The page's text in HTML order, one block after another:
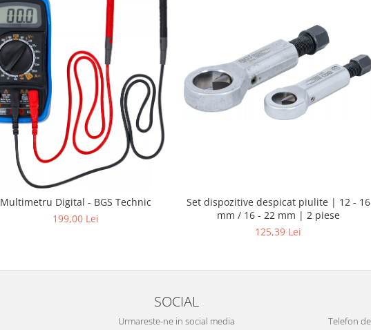
Multimetru Digital - BGS Technic
199,00 Lei
Set dispozitive despicat piulite | 12 - 16
mm / 16 - 22 mm | 2 piese
125,39 Lei
SOCIAL
Urmareste-ne in social media
Telefon